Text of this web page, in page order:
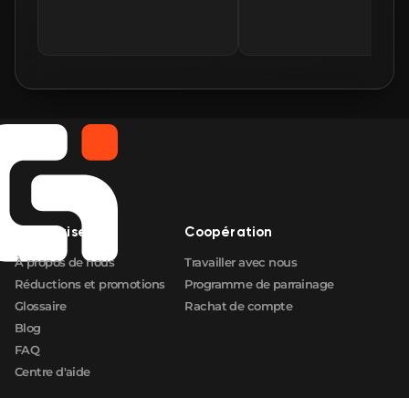
🛒
FN
Entreprise
À propos de nous
Réductions et promotions
Glossaire
Blog
FAQ
Centre d'aide
Coopération
Travailler avec nous
Programme de parrainage
Rachat de compte